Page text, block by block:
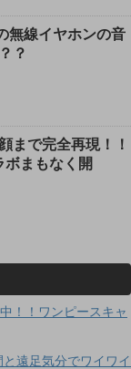
無線イヤホンの音
？
まで完全再現！！
まもなく開
！！ワンピースキャ
遠足気分でワイワイ